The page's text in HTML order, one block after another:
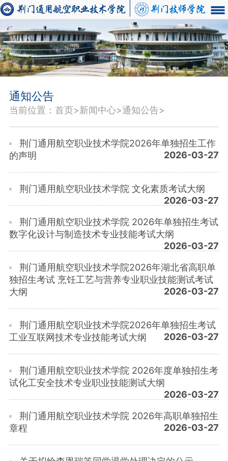
通知公告
当前位置：首页>新闻中心>通知公告>
荆门通用航空职业技术学院2026年单独招生工作
的声明
2026-03-27
荆门通用航空职业技术学院 文化素质考试大纲
2026-03-27
荆门通用航空职业技术学院 2026年单独招生考试
数字化设计与制造技术专业技能考试大纲
2026-03-27
荆门通用航空职业技术学院2026年湖北省高职单
独招生考试 烹饪工艺与营养专业职业技能测试考试
大纲
2026-03-27
荆门通用航空职业技术学院2026年单独招生考试
工业互联网技术专业技能考试大纲
2026-03-27
荆门通用航空职业技术学院 2026年度单独招生考
试化工安全技术专业职业技能测试大纲
2026-03-27
荆门通用航空职业技术学院 2026年高职单独招生
章程
2026-03-27